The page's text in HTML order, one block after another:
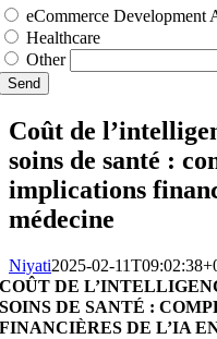
eCommerce Development
Healthcare
Other
Send
Coût de
soins de santé :
implications
médecine
Niyati2025-02-
COÛT DE
SOINS DE SANTÉ :
FINANCIÈRES DE L’IA